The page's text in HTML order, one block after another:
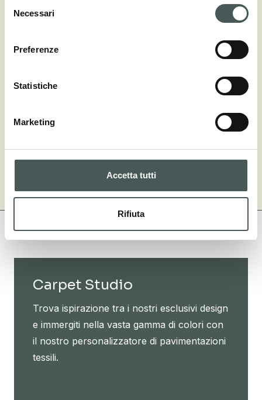
delNecessari
Preferenze
Statistiche
Marketing
Accetta tutti
Rifiuta
Carica altri cataloghi
Carpet Studio
Trova ispirazione tra i nostri esclusivi design
e immergiti nella vasta gamma di colori con
il nostro personalizzatore di pavimentazioni
tessili.